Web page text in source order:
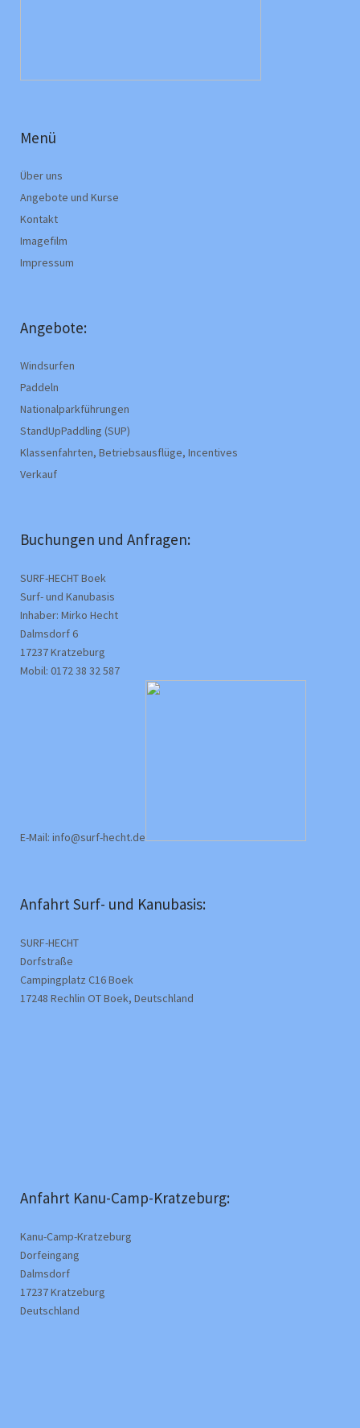
Menü
Über uns
Angebote und Kurse
Kontakt
Imagefilm
Impressum
Angebote:
Windsurfen
Paddeln
Nationalparkführungen
StandUpPaddling (SUP)
Klassenfahrten, Betriebsausflüge, Incentives
Verkauf
Buchungen und Anfragen:
SURF-HECHT Boek
Surf- und Kanubasis
Inhaber: Mirko Hecht
Dalmsdorf 6
17237 Kratzeburg
Mobil: 0172 38 32 587
E-Mail: info@surf-hecht.de
Anfahrt Surf- und Kanubasis:
SURF-HECHT
Dorfstraße
Campingplatz C16 Boek
17248 Rechlin OT Boek, Deutschland
Anfahrt Kanu-Camp-Kratzeburg:
Kanu-Camp-Kratzeburg
Dorfeingang
Dalmsdorf
17237 Kratzeburg
Deutschland